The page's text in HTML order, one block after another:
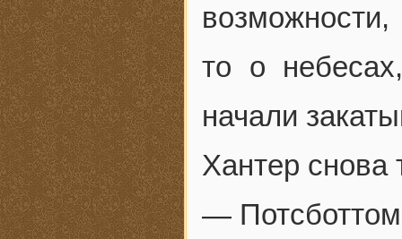
то о
начали
Хантер снова
—